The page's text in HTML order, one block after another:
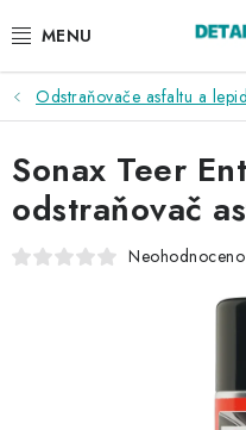
na
AKCE
NOVINKY
EXTERIÉR
DÁRKOVÉ SADY A
Odstraňovače asfaltu a
Sonax Teer
odstraňovač
Neohodnoceno